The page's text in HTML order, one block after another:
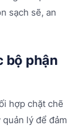
sạch sẽ, an
bộ phận
hợp chặt chẽ
lý để đảm